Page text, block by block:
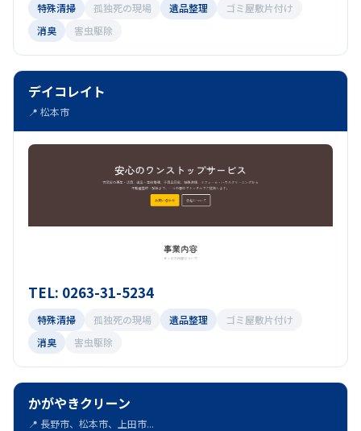
特殊清掃 孤独死の現場 遺品整理
ゴミ屋敷片付け
消臭
害虫駆除
デイコレイト
📍 松本市
TEL: 0263-31-5234
特殊清掃 孤独死の現場 遺品整理
ゴミ屋敷片付け
消臭
害虫駆除
かがやきクリーン
📍 長野市、松本市、上田市...